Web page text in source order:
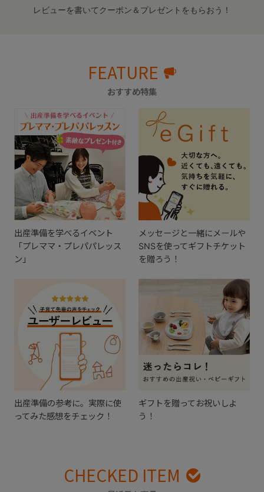
レビューを書いてクーポン＆プレゼントをもらおう！
FEATURE
おすすめ特集
出産準備を学べるイベント
「プレママ・プレパパレッス
ン」
メッセージと一緒にメールや
SNSを使ってギフトチケット
を贈ろう！
出産準備の参考に。実際に使
ってみた感想をチェック！
ギフトを贈ってお祝いしよ
う！
CHECKED ITEM